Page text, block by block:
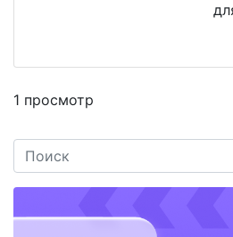
1 просмотр